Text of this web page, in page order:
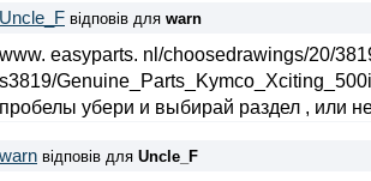
Uncle_F відповів для warn
www. easyparts. nl/choosedrawings/20/
s3819/
пробелы убери и выбирай раздел , или
warn відповів для Uncle_F